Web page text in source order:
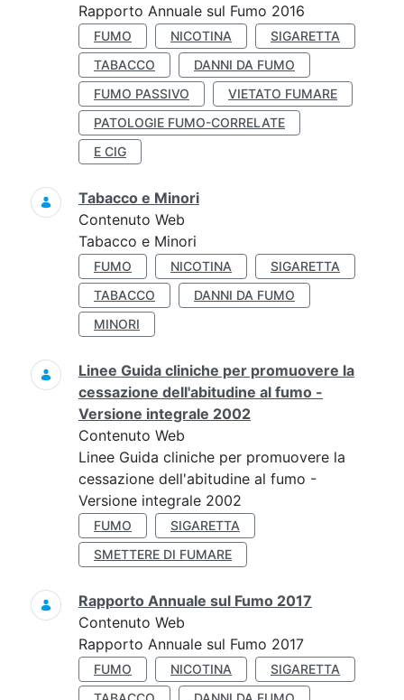
Rapporto Annuale sul Fumo 2016
FUMO NICOTINA
SIGARETTA
TABACCO
DANNI DA FUMO
FUMO PASSIVO
VIETATO FUMARE
PATOLOGIE FUMO-CORRELATE
E CIG
Tabacco e Minori
Contenuto Web
Tabacco e Minori
FUMO NICOTINA
SIGARETTA
TABACCO
DANNI DA FUMO
MINORI
Linee Guida cliniche per promuovere la
cessazione dell'abitudine al fumo -
Versione integrale 2002
Contenuto Web
Linee Guida cliniche per promuovere la
cessazione dell'abitudine al fumo -
Versione integrale 2002
FUMO
SIGARETTA
SMETTERE DI FUMARE
Rapporto Annuale sul Fumo 2017
Contenuto Web
Rapporto Annuale sul Fumo 2017
FUMO NICOTINA
SIGARETTA